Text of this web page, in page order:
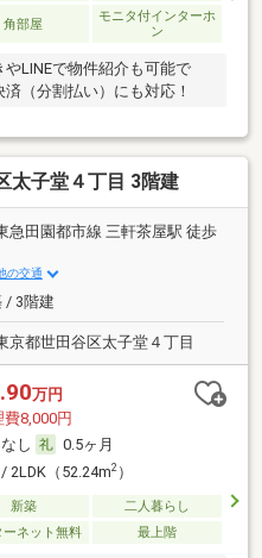
角部屋
モニタ付インターホ
ン
LINEで物件紹介も可能で
（分割払い）にも対応！
太子堂４丁目 3階建
急田園都市線 三軒茶屋駅 徒歩
の交通
/ 3階建
京都世田谷区太子堂４丁目
万円
費8,000円
なし
0.5ヶ月
2LDK（52.24m2）
新築
二人暮らし
ーネット無料 最上階